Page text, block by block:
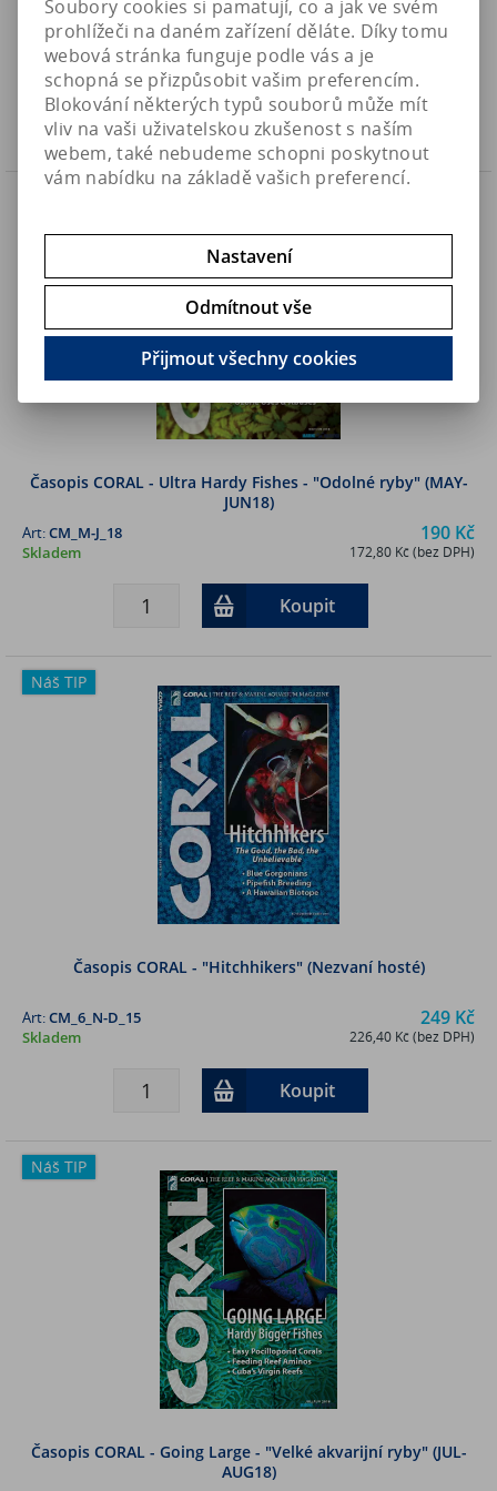
172,80 Kč (bez DPH)
Art:CM_J-F_22
Skladem
Koupit
Časopis CORAL - Ultra Hardy Fishes - "Odolné ryby" (MAY-
JUN18)
190 Kč
172,80 Kč (bez DPH)
Art:CM_M-J_18
Skladem
Koupit
Náš TIP
Časopis CORAL - "Hitchhikers" (Nezvaní hosté)
249 Kč
226,40 Kč (bez DPH)
Art:CM_6_N-D_15
Skladem
Koupit
Náš TIP
Časopis CORAL - Going Large - "Velké akvarijní ryby" (JUL-
AUG18)
Soubory cookies si pamatují, co a jak ve svém
prohlížeči na daném zařízení děláte. Díky tomu
webová stránka funguje podle vás a je
schopná se přizpůsobit vašim preferencím.
Blokování některých typů souborů může mít
vliv na vaši uživatelskou zkušenost s naším
webem, také nebudeme schopni poskytnout
vám nabídku na základě vašich preferencí.
Nastavení
Odmítnout vše
Přijmout všechny cookies